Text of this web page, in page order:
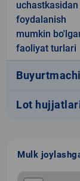
uchastkasidan
foydalanish
mumkin
faoliyat turlari
Lot
Mulk